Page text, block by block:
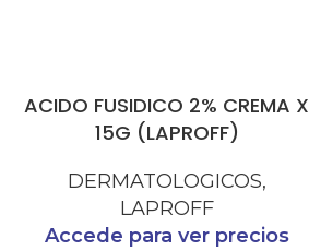
ACIDO FUSIDICO 2% CREMA X
15G (LAPROFF)
DERMATOLOGICOS,
LAPROFF
Accede para ver precios